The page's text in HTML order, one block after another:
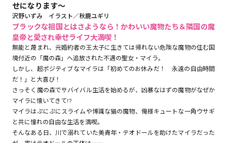
リキューレ
コミックパルフェ
コミックエッセイ
せになります～
沢野いずみ イラスト／秋鹿ユギリ
ブラックな祖国とはさようなら！かわいい魔物たち＆隣国の魔
皇帝と愛され幸せライフ大満喫！
無能と蔑まれ、元婚約者の王太子に生きては帰れない危険な魔物の住む国
境付近の「魔の森」へ追放された不遇の聖女・マイラ。
しかし、超ポジティブなマイラは「初めてのお休みだ！ 永遠の自由時間
だ！」と大喜び！
さっそく魔の森でサバイバル生活を始めるが、凶暴なはずの魔物がなぜか
マイラに懐いてきて!?
マイラはぷにぷにスライムや博識な猫の魔物、俺様キュートな一角ウサギ
と共に憧れの自由な生活を満喫。
そんなある日、川で溺れていた美青年・テオドールを助けたマイラだった